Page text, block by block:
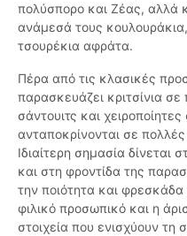
πολύσπορο και Ζέας, αλλά
ανάμεσά τους
τσουρέκια αφράτα.
Πέρα από τις κλασικές
παρασκευάζει κριτσίνια
σάντουιτς και
ανταποκρίνονται σε
Ιδιαίτερη σημασία δίνεται
και στη φροντίδα της
την ποιότητα και
φιλικό προσωπικό και η
στοιχεία που ενισχύουν τη